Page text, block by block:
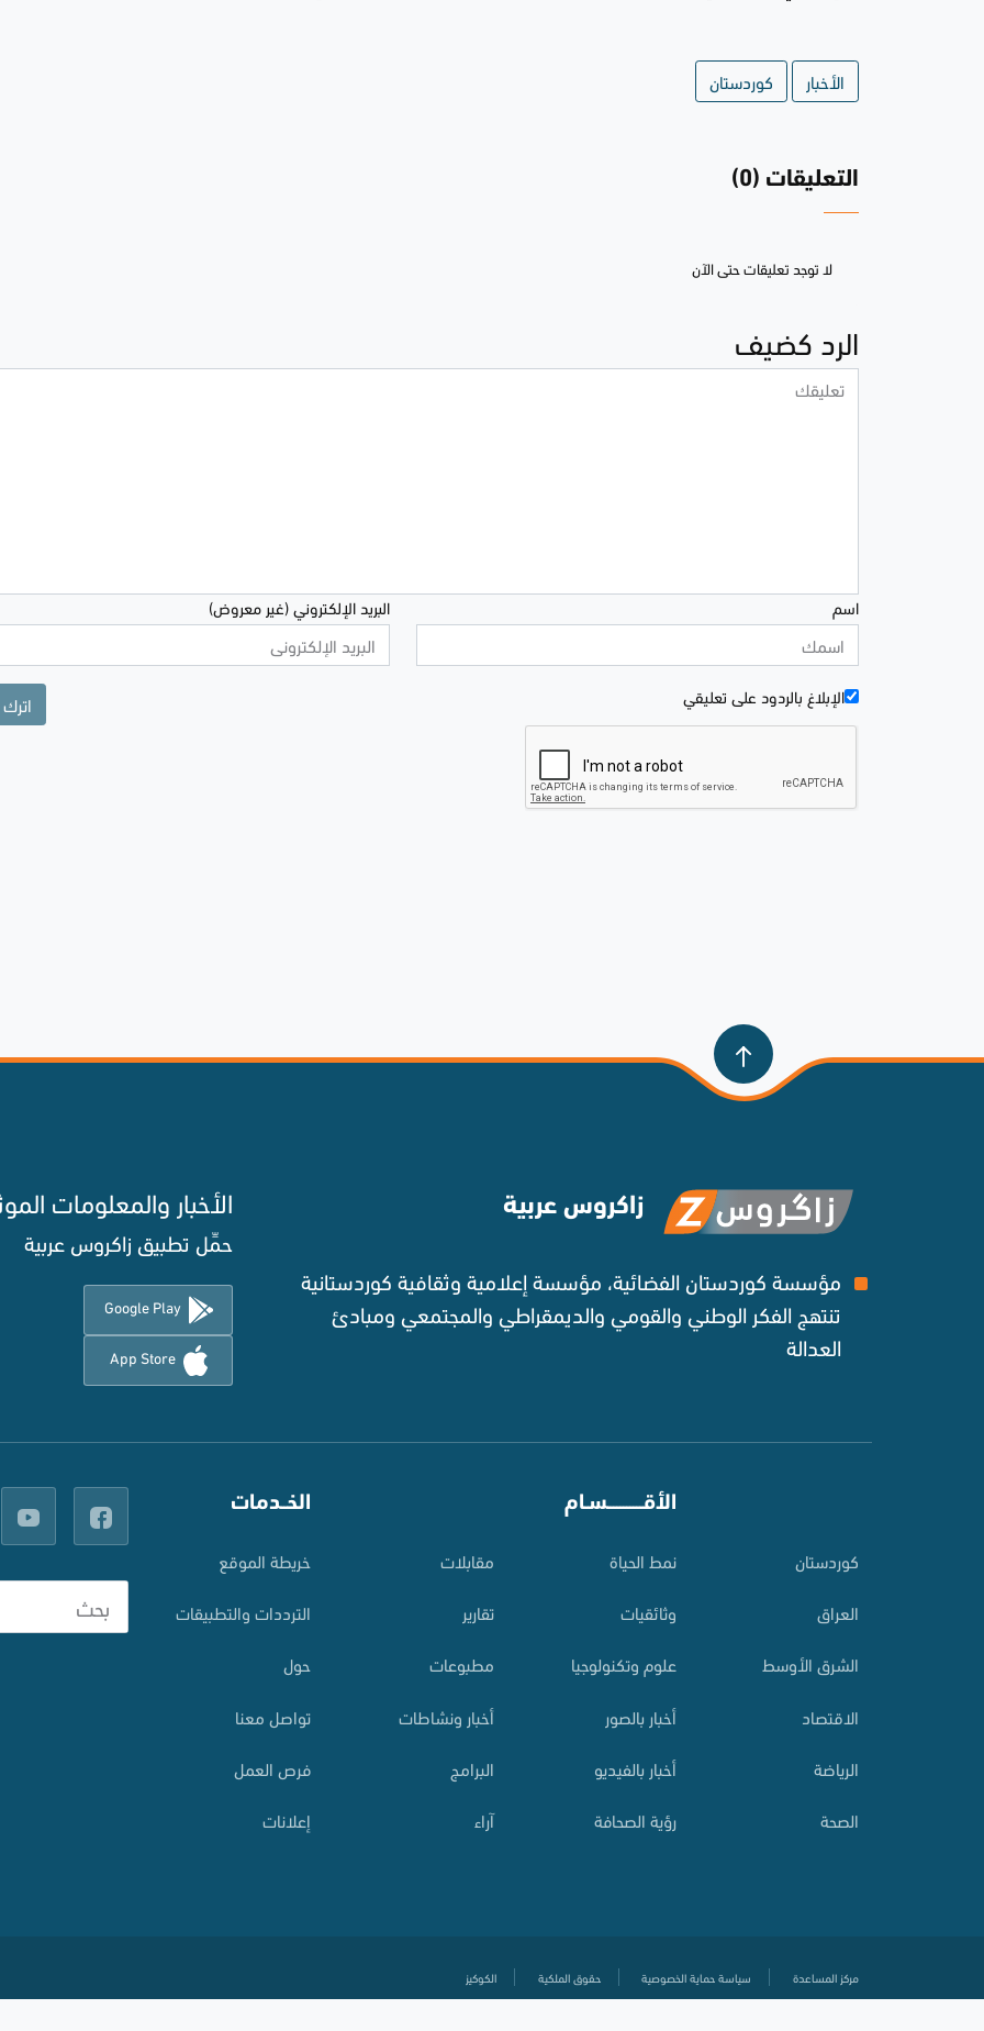
الأخبار كوردستان
التعليقات (0)
لا توجد تعليقات حتى الآن
الرد كضيف
اسم البريد الإلكتروني (غير معروض)
الإبلاغ بالردود علی تعليقي
زاكروس عربية
مؤسسة كوردستان الفضائية، مؤسسة إعلامية وثقافية كوردستانية
تنتهج الفكر الوطني والقومي والديمقراطي والمجتمعي ومبادئ
العدالة ‌
الأخبار والمعلومات
حمِّل تطبيق زاكروس عربية
Google Play
App Store
کوردستان
العراق
الشرق الأوسط
الاقتصاد
الرياضة
الصحة
الأقـــــــــــسـام
نمط الحياة
وثائقيات
علوم وتكنولوجيا
أخبار بالصور
أخبار بالفيديو
رؤية الصحافة
مقابلات
تقارير
مطبوعات
أخبار ونشاطات
البرامج
آراء
الخــدمات
خريطة الموقع
الترددات والتطبيقات
حول
تواصل معنا
فرص العمل
إعلانات
مركز المساعدة سياسة حماية الخصوصية حقوق الملكية الكوكيز